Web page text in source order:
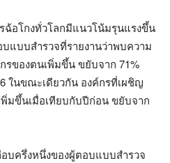
ฉ้อโกงทั่วโลกมีแนวโน้มรุนแรงขึ้น
แบบสำรวจที่รายงานว่าพบความ
รของตนเพิ่มขึ้น ขยับจาก 71%
ในขณะเดียวกัน องค์กรที่เผชิญ
พิ่มขึ้นเมื่อเทียบกับปีก่อน ขยับจาก
บครึ่งหนึ่งของผู้ตอบแบบสำรวจ